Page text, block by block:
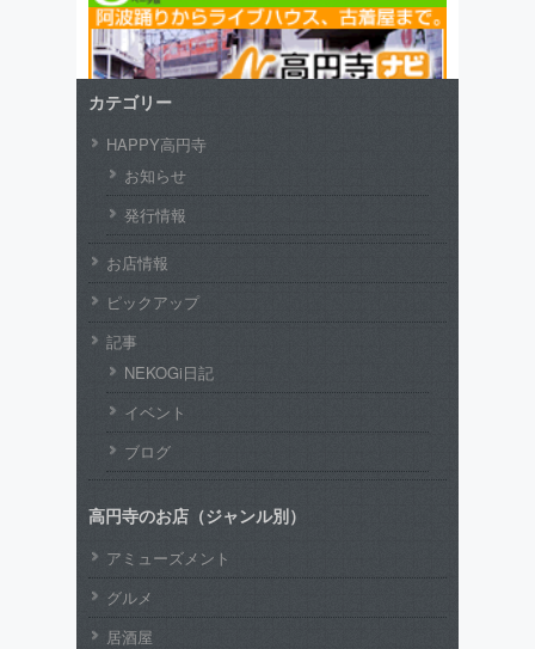
カテゴリー
HAPPY高円寺
お知らせ
発行情報
お店情報
ピックアップ
記事
NEKOGi日記
イベント
ブログ
高円寺のお店（ジャンル別）
アミューズメント
グルメ
居酒屋